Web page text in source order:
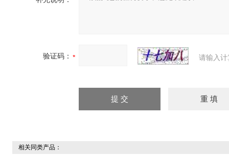
验证码： 请输入
相关同类产品：